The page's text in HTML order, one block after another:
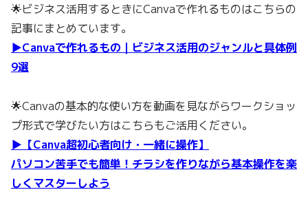
🌟ビジネス活用するときにCanvaで作れるものはこちらの
記事にまとめています。
▶Canvaで作れるもの｜ビジネス活用のジャンルと具体例
9選
🌟Canvaの基本的な使い方を動画を見ながらワークショッ
プ形式で学びたい方はこちらもご活用ください。
▶【Canva超初心者向け・一緒に操作】
パソコン苦手でも簡単！チラシを作りながら基本操作を楽
しくマスターしよう